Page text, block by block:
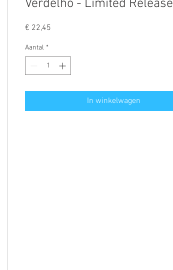
Verdelho - Limited Release
€ 22,45
Aantal *
In winkelwagen